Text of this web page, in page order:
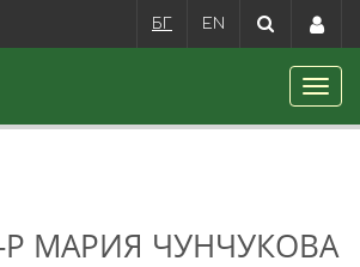
БГ EN
МАРИЯ ЧУНЧУКОВА